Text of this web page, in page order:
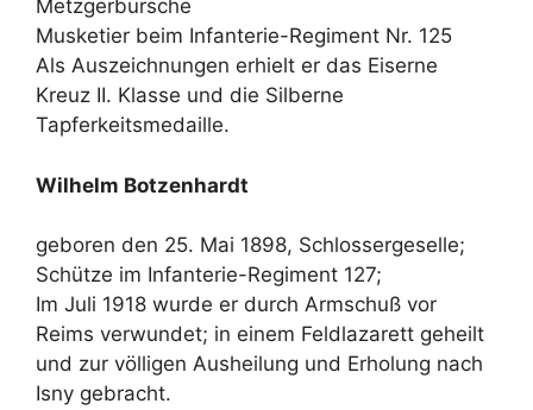
Metzgerbursche
Musketier beim Infanterie-Regiment Nr. 125
Als Auszeichnungen erhielt er das Eiserne
Kreuz II. Klasse und die Silberne
Tapferkeitsmedaille.
Wilhelm Botzenhardt
geboren den 25. Mai 1898, Schlossergeselle;
Schütze im Infanterie-Regiment 127;
Im Juli 1918 wurde er durch Armschuß vor
Reims verwundet; in einem Feldlazarett geheilt
und zur völligen Ausheilung und Erholung nach
Isny gebracht.